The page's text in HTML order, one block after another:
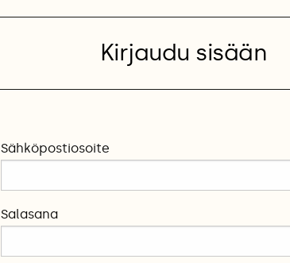
Kirjaudu sisään
Sähköpostiosoite
Salasana